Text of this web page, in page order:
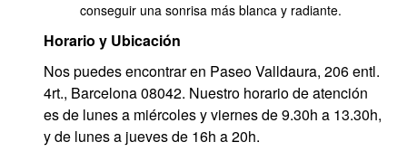
conseguir una sonrisa más blanca y radiante.
Horario y Ubicación
Nos puedes encontrar en Paseo Valldaura, 206 entl.
4rt., Barcelona 08042. Nuestro horario de atención
es de lunes a miércoles y viernes de 9.30h a 13.30h,
y de lunes a jueves de 16h a 20h.